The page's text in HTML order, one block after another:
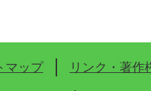
マップ リンク・著作